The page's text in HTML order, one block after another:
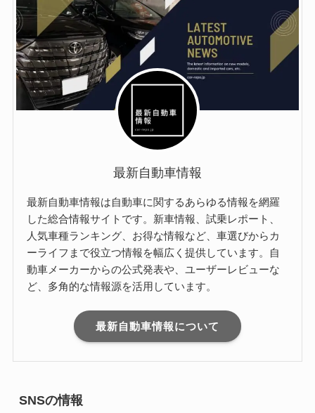
最新自動車情報
最新自動車情報は自動車に関するあらゆる情報を網羅
した総合情報サイトです。新車情報、試乗レポート、
人気車種ランキング、お得な情報など、車選びからカ
ーライフまで役立つ情報を幅広く提供しています。自
動車メーカーからの公式発表や、ユーザーレビューな
ど、多角的な情報源を活用しています。
最新自動車情報について
SNSの情報